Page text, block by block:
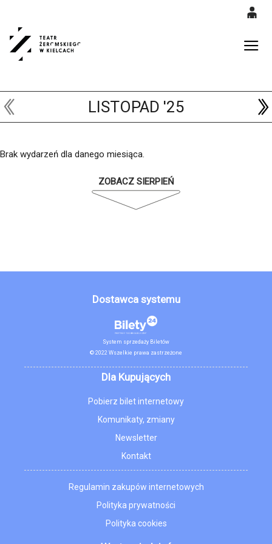
0,00
LISTOPAD '25
Brak wydarzeń dla danego miesiąca.
ZOBACZ SIERPIEŃ
Dostawca systemu
System sprzedaży Biletów
© 2022 Wszelkie prawa zastrzeżone
Dla Kupujących
Pobierz bilet internetowy
Komunikaty, zmiany
Newsletter
Kontakt
Regulamin zakupów internetowych
Polityka prywatności
Polityka cookies